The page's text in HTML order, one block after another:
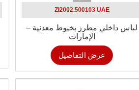
ZI2002.500103 UAE
لباس داخلي مطرز بخيوط معدنية –
الإمارات
عرض التفاصيل